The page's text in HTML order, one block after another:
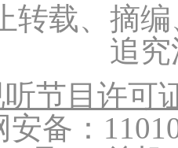
转载、摘
追
节目许可
备：